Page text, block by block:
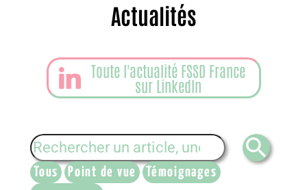
Actualités
 Toute l'actualité FSSD France
sur LinkedIn
search
Tous Point de vue
Témoignages